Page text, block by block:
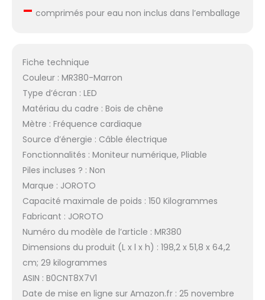
Aktivierungscode zu
– comprimés pour eau non inclus dans l’emballage
Fiche technique
Couleur : MR380-Marron
Type d’écran : LED
Matériau du cadre : Bois de chêne
Mètre : Fréquence cardiaque
Source d’énergie : Câble électrique
Fonctionnalités : Moniteur numérique, Pliable
Piles incluses ? : Non
Marque : JOROTO
Capacité maximale de poids : 150 Kilogrammes
Fabricant : JOROTO
Numéro du modèle de l’article : MR380
Dimensions du produit (L x l x h) : 198,2 x 51,8 x 64,2
cm; 29 kilogrammes
ASIN : B0CNT8X7V1
Date de mise en ligne sur Amazon.fr : 25 novembre